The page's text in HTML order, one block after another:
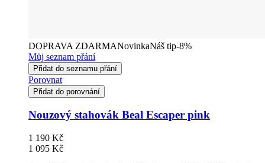
DOPRAVA ZDARMANovinkaNáš tip-8%
Můj seznam přání
Přidat do seznamu přání
Porovnat
Přidat do porovnání
Nouzový stahovák Beal Escaper pink
1 190 Kč
1 095 Kč